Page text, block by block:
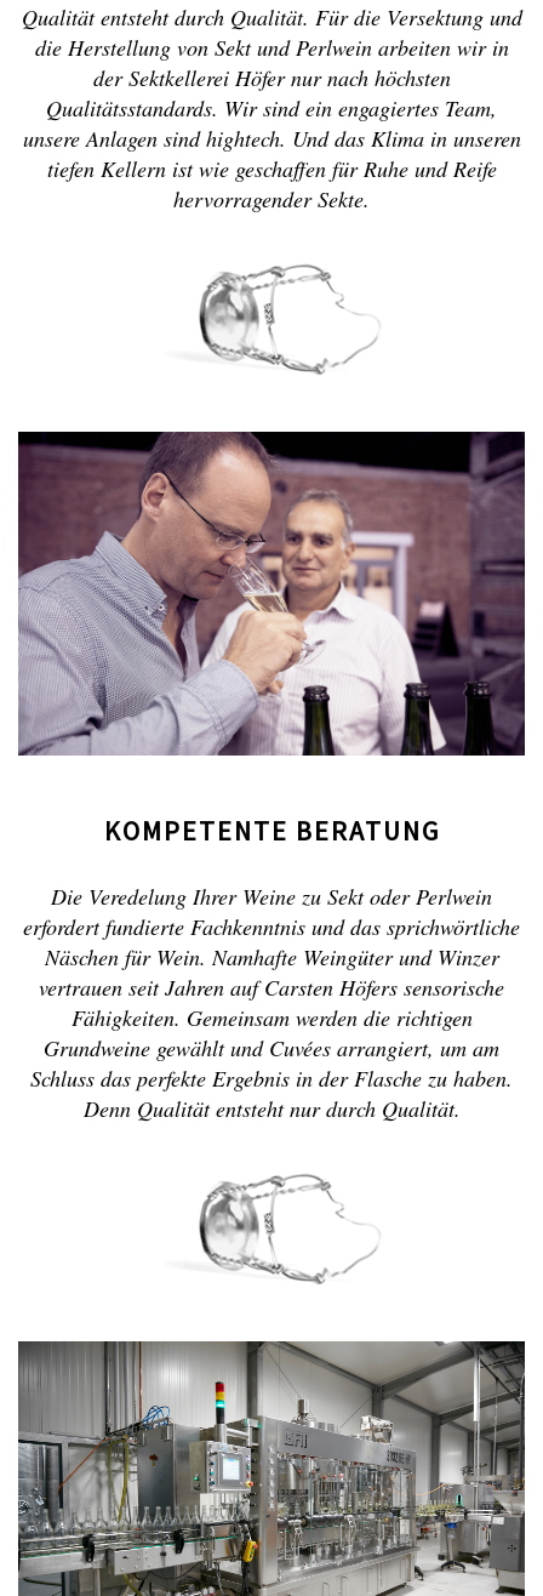
Qualität entsteht durch Qualität. Für die Versektung und
die Herstellung von Sekt und Perlwein arbeiten wir in
der Sektkellerei Höfer nur nach höchsten
Qualitätsstandards. Wir sind ein engagiertes Team,
unsere Anlagen sind hightech. Und das Klima in unseren
tiefen Kellern ist wie geschaffen für Ruhe und Reife
hervorragender Sekte.
KOMPETENTE BERATUNG
Die Veredelung Ihrer Weine zu Sekt oder Perlwein
erfordert fundierte Fachkenntnis und das sprichwörtliche
Näschen für Wein. Namhafte Weingüter und Winzer
vertrauen seit Jahren auf Carsten Höfers sensorische
Fähigkeiten. Gemeinsam werden die richtigen
Grundweine gewählt und Cuvées arrangiert, um am
Schluss das perfekte Ergebnis in der Flasche zu haben.
Denn Qualität entsteht nur durch Qualität.